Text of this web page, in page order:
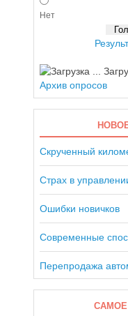
Нет
Архив опросов
Скрученный
Страх в
Ошибки новичков
Современные
Перепродажа